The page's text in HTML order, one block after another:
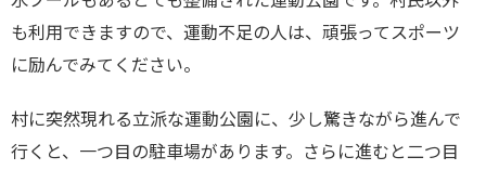
も利用できますので、運動不足の人は、頑張ってスポーツ
に励んでみてください。
村に突然現れる立派な運動公園に、少し驚きながら進んで
行くと、一つ目の駐車場があります。さらに進むと二つ目